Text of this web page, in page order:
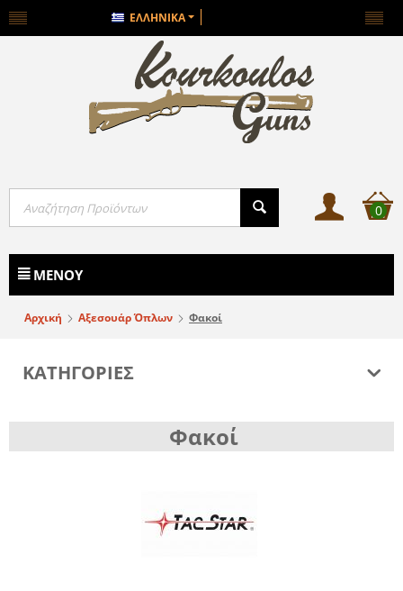
ΕΛΛΗΝΙΚΆ
0
ΜΕΝΟΎ
Αρχική Αξεσουάρ Όπλων Φακοί
ΚΑΤΗΓΟΡΙΕΣ
Φακοί